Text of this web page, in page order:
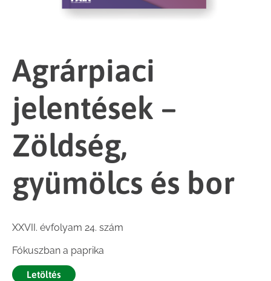
Agrárpiaci
jelentések –
Zöldség,
gyümölcs és bor
XXVII. évfolyam 24. szám
Fókuszban a paprika
Letöltés